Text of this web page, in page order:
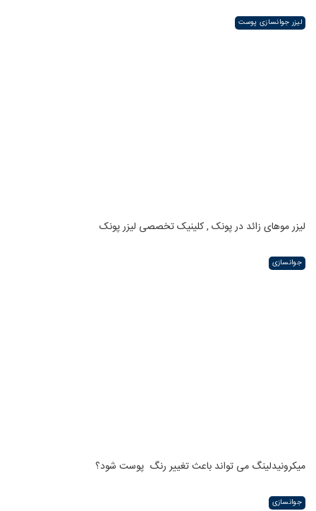
لیزر جوانسازی پوست
لیزر موهای زائد در پونک , کلینیک تخصصی لیزر پونک
جوانسازی
میکرونیدلینگ می تواند باعث تغییر رنگ ‍ پوست شود؟
جوانسازی